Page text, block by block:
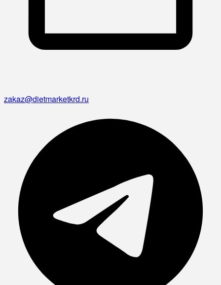
zakaz@dietmarketkrd.ru